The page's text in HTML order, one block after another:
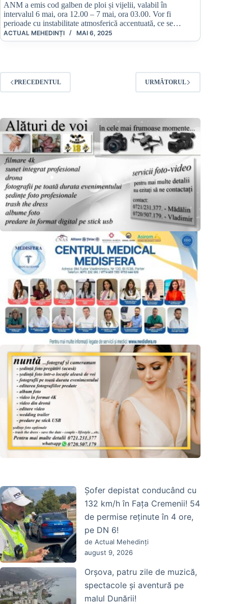
ANM a emis cod galben de ploi și vijelii, valabil în
intervalul 6 mai, ora 12.00 – 7 mai, ora 03.00. Vor fi
perioade cu instabilitate atmosferică accentuată, ce se…
ACTUAL MEHEDINȚI MAI 6, 2025
PRECEDENTUL URMĂTORUL
Șofer depistat conducând cu
132 km/h în Fața Cremenii! 54
de permise reținute în 4 ore,
pe DN 6!
de Actual Mehedinți
august 9, 2026
Orșova, patru zile de muzică,
spectacole și aventură pe
malul Dunării!